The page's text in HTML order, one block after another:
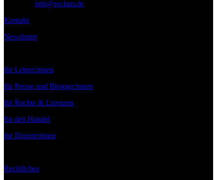
info@reclam.de
Kontakt
Newsletter
für Lehrer:innen
für Presse und Blogger:innen
für Rechte & Lizenzen
für den Handel
für Dozent:innen
Rechtliches